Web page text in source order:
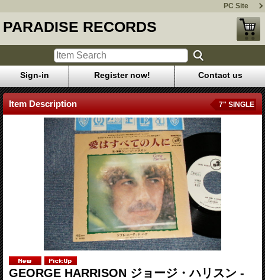
PC Site
PARADISE RECORDS
Sign-in Register now! Contact us
Item Description 7" SINGLE
GEORGE HARRISON ジョージ・ハリスン -